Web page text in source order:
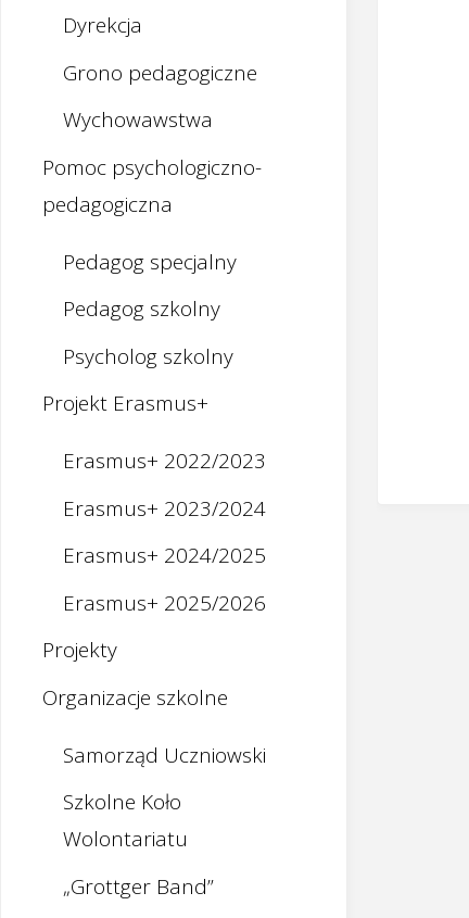
Dyrekcja
Grono pedagogiczne
Wychowawstwa
Pomoc psychologiczno-
pedagogiczna
Pedagog specjalny
Pedagog szkolny
Psycholog szkolny
Projekt Erasmus+
Erasmus+ 2022/2023
Erasmus+ 2023/2024
Erasmus+ 2024/2025
Erasmus+ 2025/2026
Projekty
Organizacje szkolne
Samorząd Uczniowski
Szkolne Koło
Wolontariatu
„Grottger Band”